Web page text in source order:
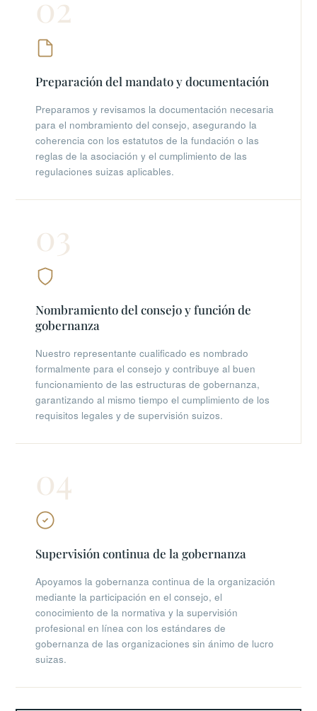
Preparación del mandato y documentación
Preparamos y revisamos la documentación necesaria
para el nombramiento del consejo, asegurando la
coherencia con los estatutos de la fundación o las
reglas de la asociación y el cumplimiento de las
regulaciones suizas aplicables.
03
Nombramiento del consejo y función de
gobernanza
Nuestro representante cualificado es nombrado
formalmente para el consejo y contribuye al buen
funcionamiento de las estructuras de gobernanza,
garantizando al mismo tiempo el cumplimiento de los
requisitos legales y de supervisión suizos.
04
Supervisión continua de la gobernanza
Apoyamos la gobernanza continua de la organización
mediante la participación en el consejo, el
conocimiento de la normativa y la supervisión
profesional en línea con los estándares de
gobernanza de las organizaciones sin ánimo de lucro
suizas.